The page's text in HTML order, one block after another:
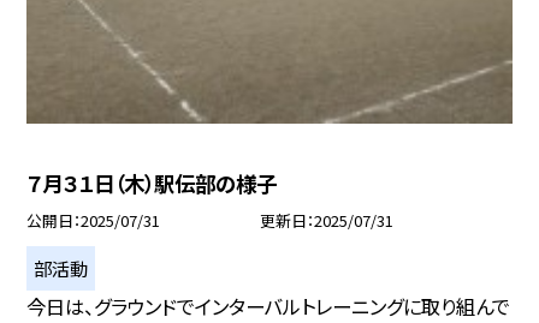
７月３１日（木）駅伝部の様子
公開日 2025/07/31 更新日 2025/07/31
部活動
今日は、グラウンドでインターバルトレーニングに取り組んで